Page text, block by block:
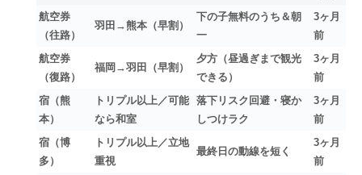
航空券
（往路）
羽田→熊本（早割）
下の子無料のうち＆朝
一
3ヶ月
前
航空券
（復路）
福岡→羽田（早割）
夕方（昼過ぎまで観光
できる）
3ヶ月
前
宿（熊
本）
トリプル以上／可能
なら和室
落下リスク回避・寝か
しつけラク
3ヶ月
前
宿（博
多）
トリプル以上／立地
重視
最終日の動線を短く
3ヶ月
前